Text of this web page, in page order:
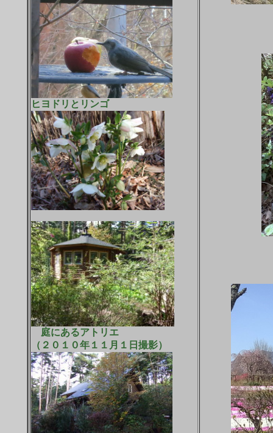
ヒヨドリとリンゴ
庭にあるアトリエ
（２０１０年１１月１日撮影）